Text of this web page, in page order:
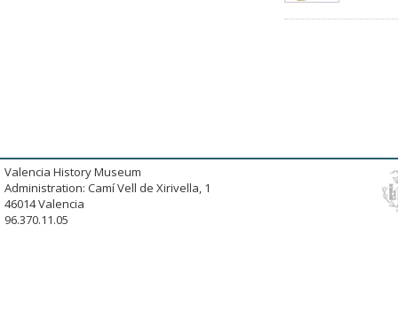
Valencia History Museum
Administration: Camí Vell de Xirivella, 1
46014 Valencia
96.370.11.05